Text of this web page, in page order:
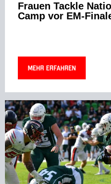
Frauen Tackle
Camp vor EM-
Mehr erfahren